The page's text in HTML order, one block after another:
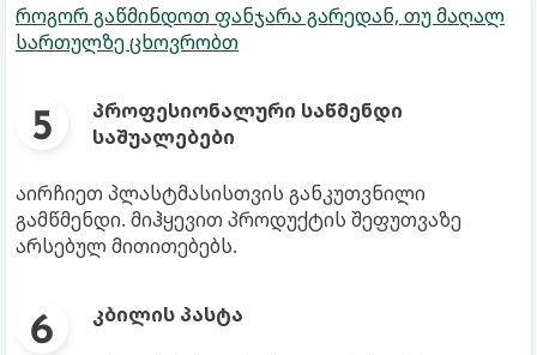
როგორ გაწმინდოთ ფანჯარა გარედან, თუ მაღალ
სართულზე ცხოვრობთ
პროფესიონალური საწმენდი
საშუალებები
აირჩიეთ პლასტმასისთვის განკუთვნილი
გამწმენდი. მიჰყევით პროდუქტის შეფუთვაზე
არსებულ მითითებებს.
კბილის პასტა